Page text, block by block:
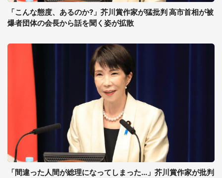
「こんな態度、あるのか?」芥川賞作家が猛批判 高市首相が被
爆者団体の会長から話を聞く姿が拡散
「間違った人間が総理になってしまった...」芥川賞作家が批判